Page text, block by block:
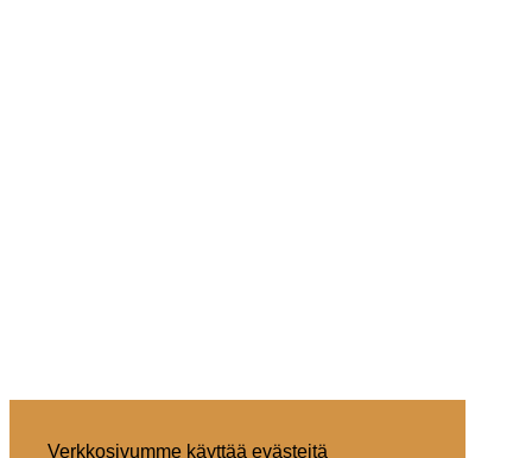
Verkkosivumme käyttää evästeitä